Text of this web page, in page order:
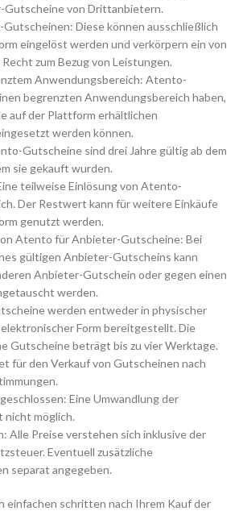
Gutscheine von Drittanbietern.
Diese können ausschließlich
eingelöst werden und verkörpern ein von
zum Bezug von Leistungen.
Anwendungsbereich: Atento-
begrenzten Anwendungsbereich haben,
auf der Plattform erhältlichen
werden können.
Gutscheine sind drei Jahre gültig ab dem
sie gekauft wurden.
teilweise Einlösung von Atento-
Der Restwert kann für weitere Einkäufe
genutzt werden.
Atento für Anbieter-Gutscheine: Bei
gültigen Anbieter-Gutscheins kann
Anbieter-Gutschein oder gegen einen
werden.
werden entweder in physischer
Form bereitgestellt. Die
Gutscheine beträgt bis zu vier Werktage.
für den Verkauf von Gutscheinen nach
Eine Umwandlung der
nicht möglich.
Alle Preise verstehen sich inklusive der
Eventuell zusätzliche
separat angegeben.
einfachen schritten nach Ihrem Kauf der